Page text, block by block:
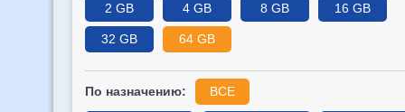
2 GB 4 GB 8 GB 16 GB
32 GB 64 GB
По назначению: ВСЕ